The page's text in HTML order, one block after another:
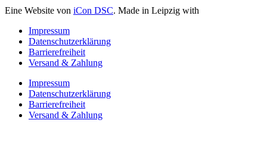
Eine Website von iCon DSC. Made in Leipzig with
Impressum
Datenschutzerklärung
Barrierefreiheit
Versand & Zahlung
Impressum
Datenschutzerklärung
Barrierefreiheit
Versand & Zahlung